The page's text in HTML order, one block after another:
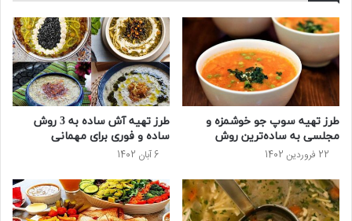
طرز تهیه سوپ جو خوشمزه و
مجلسی به ساده‌ترین روش
22 فروردین 1402
طرز تهیه آش ساده به 3 روش
ساده و فوری برای مهمانی
6 آبان 1402